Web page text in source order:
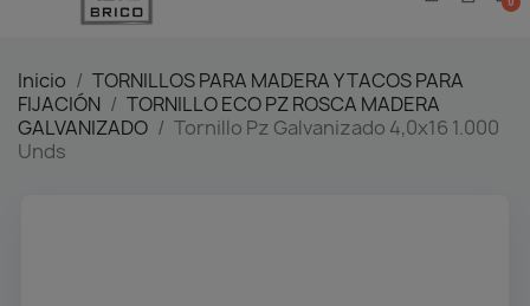
Inicio
TORNILLOS PARA MADERA Y TACOS PARA
FIJACIÓN
TORNILLO ECO PZ ROSCA MADERA
GALVANIZADO
Tornillo Pz Galvanizado 4,0x16 1.000
Unds